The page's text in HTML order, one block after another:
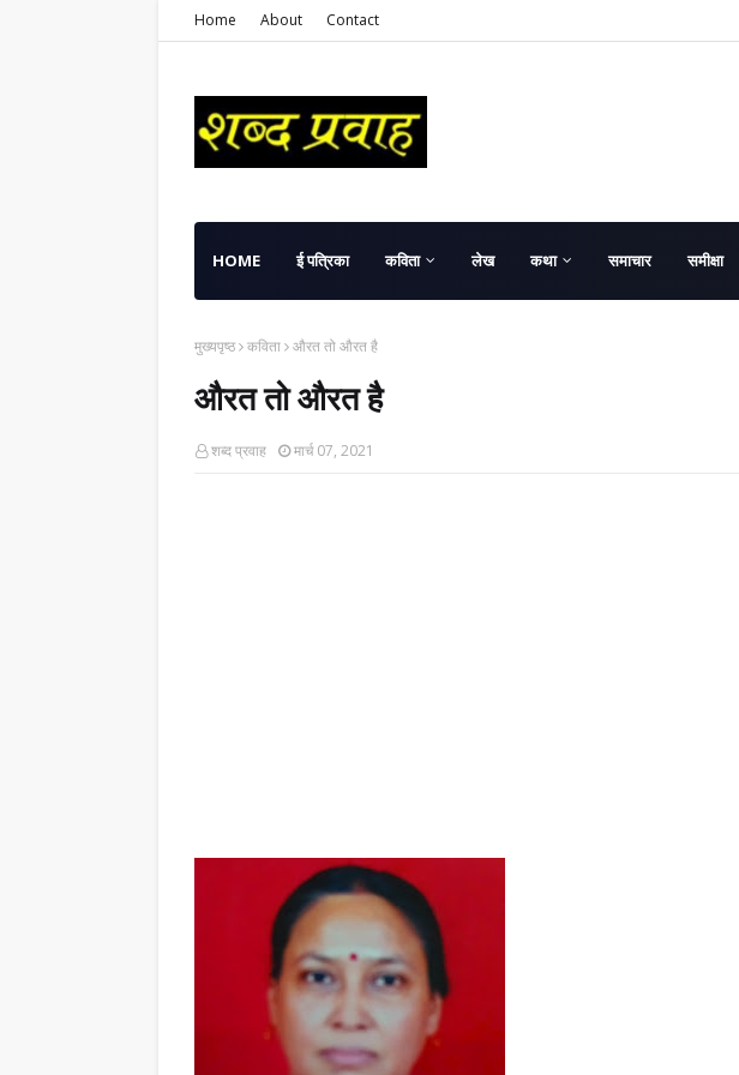
Home About Contact
HOME ई पत्रिका कविता लेख कथा समाचार समीक्षा
मुख्यपृष्ठ कविता औरत तो औरत है
औरत तो औरत है
शब्द प्रवाह मार्च 07, 2021